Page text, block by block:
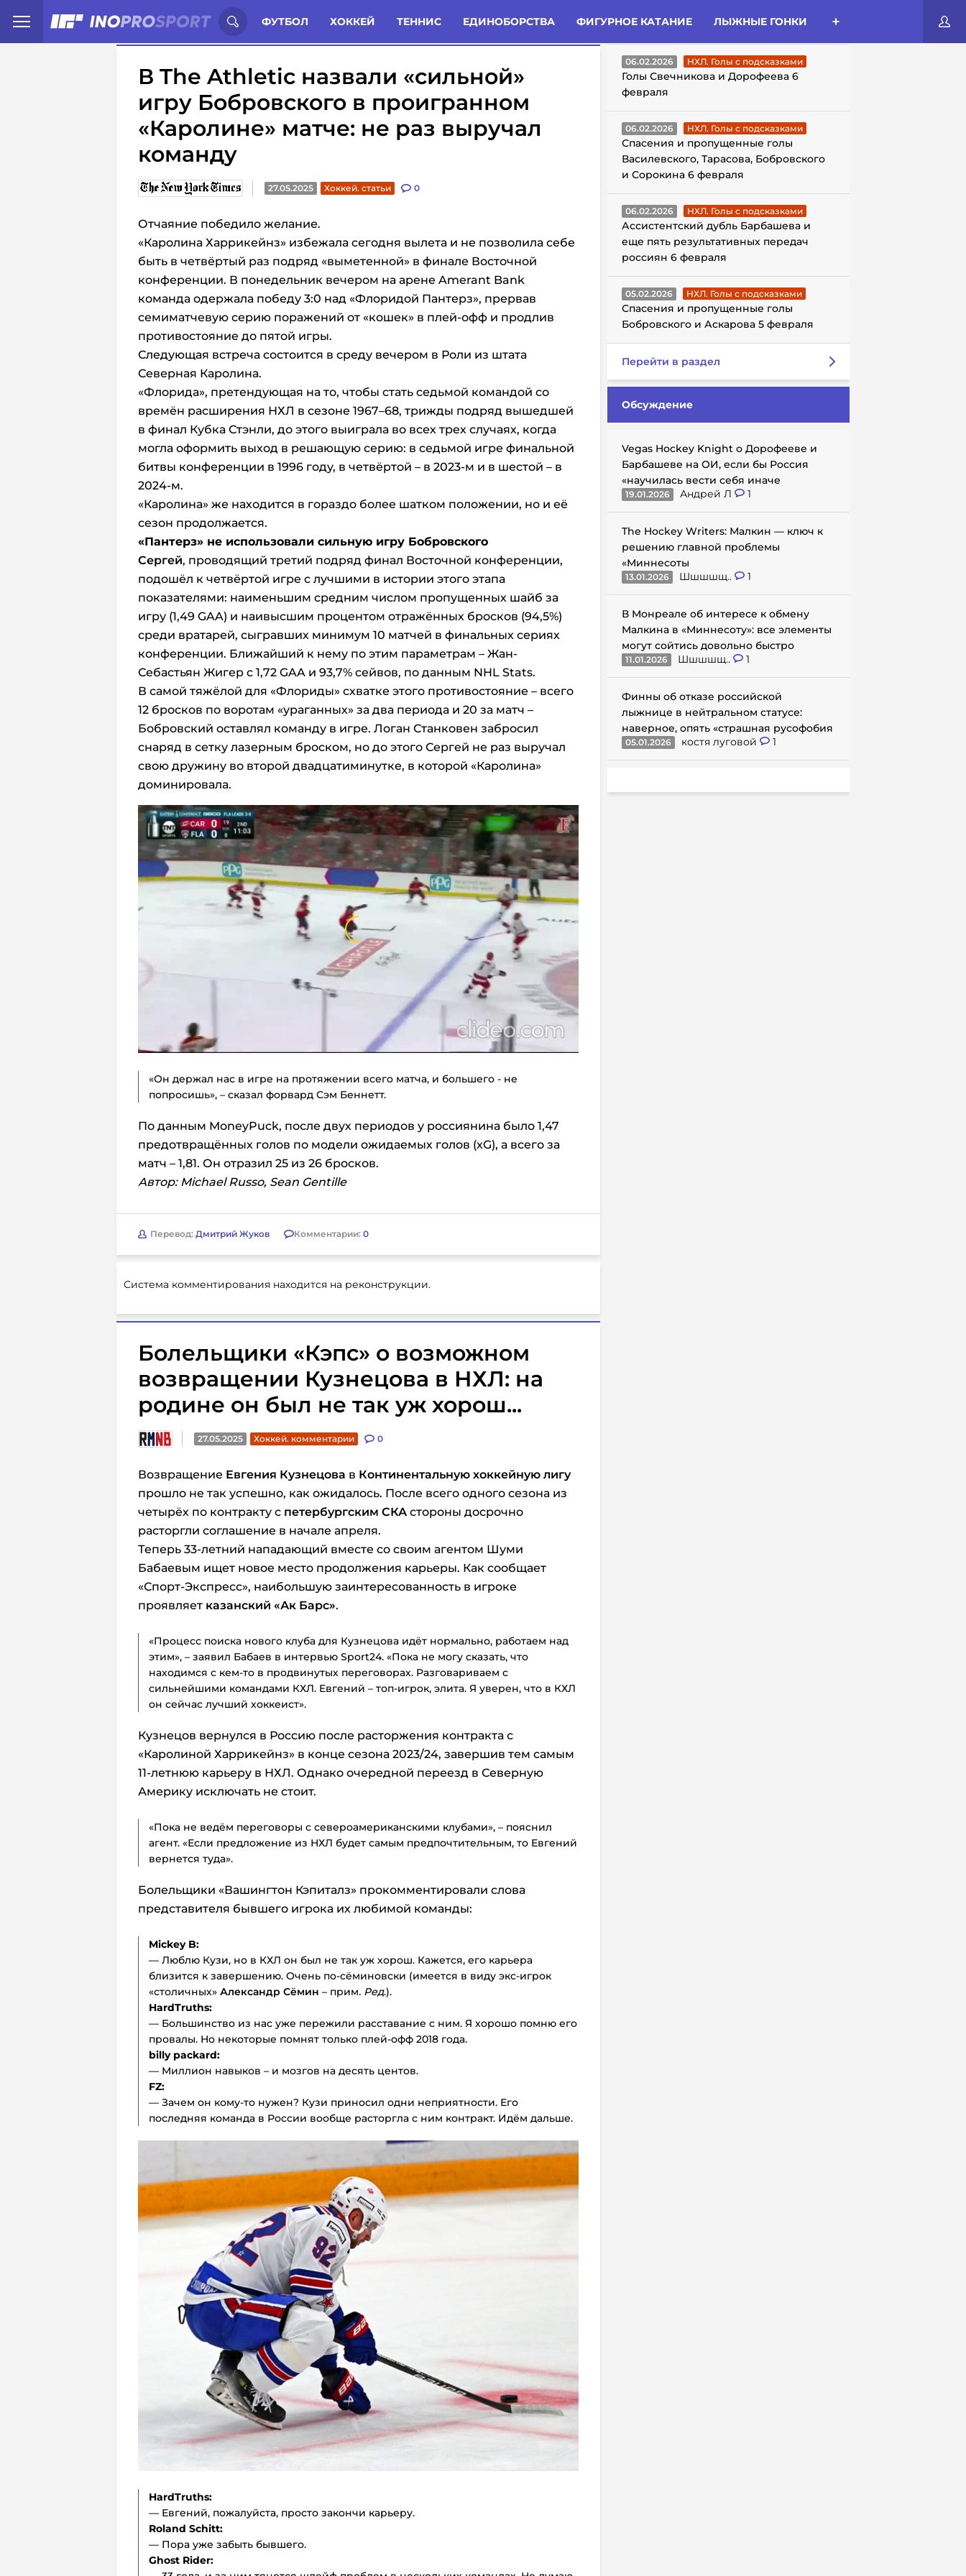
ФУТБОЛ ХОККЕЙ ТЕННИС ЕДИНОБОРСТВА ФИГУРНОЕ КАТАНИЕ ЛЫЖНЫЕ ГОНКИ
Иностранцы о спорте России: Статьи Комменты Новости
В The Athletic назвали «сильной»
игру Бобровского в проигранном
«Каролине» матче: не раз выручал
команду
27.05.2025 Хоккей. статьи 0
Отчаяние победило желание.
«Каролина Харрикейнз» избежала сегодня вылета и не позволила себе
быть в четвёртый раз подряд «выметенной» в финале Восточной
конференции. В понедельник вечером на арене Amerant Bank
команда одержала победу 3:0 над «Флоридой Пантерз», прервав
семиматчевую серию поражений от «кошек» в плей-офф и продлив
противостояние до пятой игры.
Следующая встреча состоится в среду вечером в Роли из штата
Северная Каролина.
«Флорида», претендующая на то, чтобы стать седьмой командой со
времён расширения НХЛ в сезоне 1967–68, трижды подряд вышедшей
в финал Кубка Стэнли, до этого выиграла во всех трех случаях, когда
могла оформить выход в решающую серию: в седьмой игре финальной
битвы конференции в 1996 году, в четвёртой – в 2023-м и в шестой – в
2024-м.
«Каролина» же находится в гораздо более шатком положении, но и её
сезон продолжается.
«Пантерз» не использовали сильную игру Бобровского
Сергей, проводящий третий подряд финал Восточной конференции,
подошёл к четвёртой игре с лучшими в истории этого этапа
показателями: наименьшим средним числом пропущенных шайб за
игру (1,49 GAA) и наивысшим процентом отражённых бросков (94,5%)
среди вратарей, сыгравших минимум 10 матчей в финальных сериях
конференции. Ближайший к нему по этим параметрам – Жан-
Себастьян Жигер с 1,72 GAA и 93,7% сейвов, по данным NHL Stats.
В самой тяжёлой для «Флориды» схватке этого противостояние – всего
12 бросков по воротам «ураганных» за два периода и 20 за матч –
Бобровский оставлял команду в игре. Логан Станковен забросил
снаряд в сетку лазерным броском, но до этого Сергей не раз выручал
свою дружину во второй двадцатиминутке, в которой «Каролина»
доминировала.
«Он держал нас в игре на протяжении всего матча, и большего - не
попросишь», – сказал форвард Сэм Беннетт.
По данным MoneyPuck, после двух периодов у россиянина было 1,47
предотвращённых голов по модели ожидаемых голов (xG), а всего за
матч – 1,81. Он отразил 25 из 26 бросков.
Автор: Michael Russo, Sean Gentille
Перевод: Дмитрий Жуков Комментарии: 0
Система комментирования находится на реконструкции.
Болельщики «Кэпс» о возможном
возвращении Кузнецова в НХЛ: на
родине он был не так уж хорош...
27.05.2025 Хоккей. комментарии 0
Возвращение Евгения Кузнецова в Континентальную хоккейную лигу
прошло не так успешно, как ожидалось. После всего одного сезона из
четырёх по контракту с петербургским СКА стороны досрочно
расторгли соглашение в начале апреля.
Теперь 33-летний нападающий вместе со своим агентом Шуми
Бабаевым ищет новое место продолжения карьеры. Как сообщает
«Спорт-Экспресс», наибольшую заинтересованность в игроке
проявляет казанский «Ак Барс».
«Процесс поиска нового клуба для Кузнецова идёт нормально, работаем над
этим», – заявил Бабаев в интервью Sport24. «Пока не могу сказать, что
находимся с кем-то в продвинутых переговорах. Разговариваем с
сильнейшими командами КХЛ. Евгений – топ-игрок, элита. Я уверен, что в КХЛ
он сейчас лучший хоккеист».
Кузнецов вернулся в Россию после расторжения контракта с
«Каролиной Харрикейнз» в конце сезона 2023/24, завершив тем самым
11-летнюю карьеру в НХЛ. Однако очередной переезд в Северную
Америку исключать не стоит.
«Пока не ведём переговоры с североамериканскими клубами», – пояснил
агент. «Если предложение из НХЛ будет самым предпочтительным, то Евгений
вернется туда».
Болельщики «Вашингтон Кэпиталз» прокомментировали слова
представителя бывшего игрока их любимой команды:
Mickey B:
— Люблю Кузи, но в КХЛ он был не так уж хорош. Кажется, его карьера
близится к завершению. Очень по-сёминовски (имеется в виду экс-игрок
«столичных» Александр Сёмин – прим. Ред.).
HardTruths:
— Большинство из нас уже пережили расставание с ним. Я хорошо помню его
провалы. Но некоторые помнят только плей-офф 2018 года.
billy packard:
— Миллион навыков – и мозгов на десять центов.
FZ:
— Зачем он кому-то нужен? Кузи приносил одни неприятности. Его
последняя команда в России вообще расторгла с ним контракт. Идём дальше.
HardTruths:
— Евгений, пожалуйста, просто закончи карьеру.
Roland Schitt:
— Пора уже забыть бывшего.
Ghost Rider:
ГОЛЫ С ПОДСКАЗКАМИ
06.02.2026 НХЛ. Голы с подсказками
Голы Свечникова и Дорофеева 6
февраля
06.02.2026 НХЛ. Голы с подсказками
Спасения и пропущенные голы
Василевского, Тарасова, Бобровского
и Сорокина 6 февраля
06.02.2026 НХЛ. Голы с подсказками
Ассистентский дубль Барбашева и
еще пять результативных передач
россиян 6 февраля
05.02.2026 НХЛ. Голы с подсказками
Спасения и пропущенные голы
Бобровского и Аскарова 5 февраля
Перейти в раздел
Обсуждение
Vegas Hockey Knight о Дорофееве и
Барбашеве на ОИ, если бы Россия
«научилась вести себя иначе
19.01.2026 Андрей Л 1
The Hockey Writers: Малкин — ключ к
решению главной проблемы
«Миннесоты
13.01.2026 Шшшшщ.. 1
В Монреале об интересе к обмену
Малкина в «Миннесоту»: все элементы
могут сойтись довольно быстро
11.01.2026 Шшшшщ.. 1
Финны об отказе российской
лыжнице в нейтральном статусе:
наверное, опять «страшная русофобия
05.01.2026 костя луговой 1